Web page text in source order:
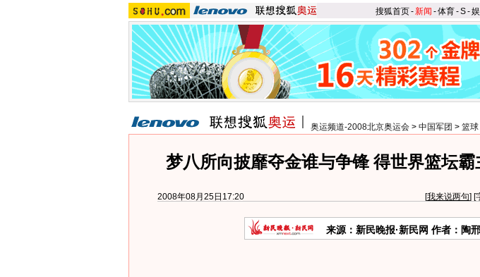
搜狐首页-新闻 -体育-S-
奥运频道-2008北京奥运会 > 中国军团 > 篮球
梦八所向披靡夺金谁与争锋 得世界篮坛霸
2008年08月25日17:20 [我来说两句] [
来源：新民晚报·新民网 作者：陶